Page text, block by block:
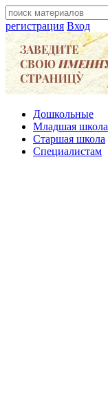
регистрация Вход
Дошкольные
Младшая школа
Старшая школа
Специалистам